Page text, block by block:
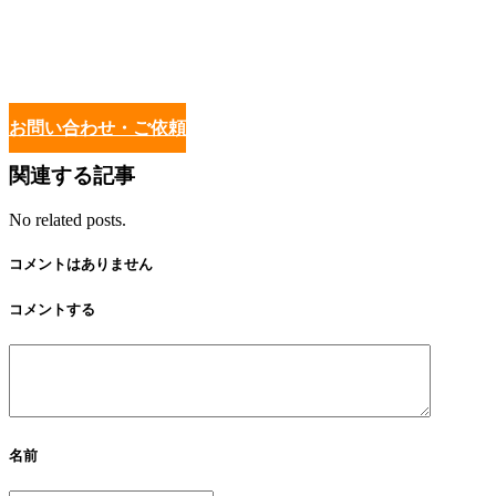
お問い合わせ・ご依頼
関連する記事
No related posts.
コメントはありません
コメントする
名前